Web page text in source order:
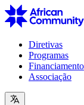
Diretivas
Programas
Financiamento
Associação